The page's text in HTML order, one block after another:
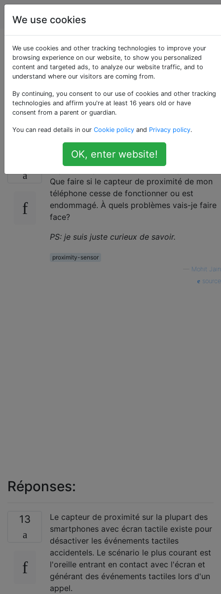
Android
Quel est le cas
d'utilisation du
capteur de
proximité?
Quelqu'un peut-il m'expliquer à quoi sert le
capteur de proximité sur mon téléphone?
Que faire si le capteur de proximité de mon
téléphone cesse de fonctionner ou est
endommagé. À quels problèmes vais-je faire
face?
PS: je suis juste curieux de savoir.
proximity-sensor
Mohit Jain
source
Réponses:
13
Le capteur de proximité sur la plupart des
smartphones avec écran tactile existe pour
désactiver les événements tactiles
accidentels. Le scénario le plus courant est
l'oreille entrant en contact avec l'écran et
générant des événements tactiles lors d'un
appel.
We use cookies
We use cookies and other tracking technologies to improve your
browsing experience on our website, to show you personalized
content and targeted ads, to analyze our website traffic, and to
understand where our visitors are coming from.
By continuing, you consent to our use of cookies and other tracking
technologies and affirm you're at least 16 years old or have
consent from a parent or guardian.
You can read details in our Cookie policy and Privacy policy.
OK, enter website!